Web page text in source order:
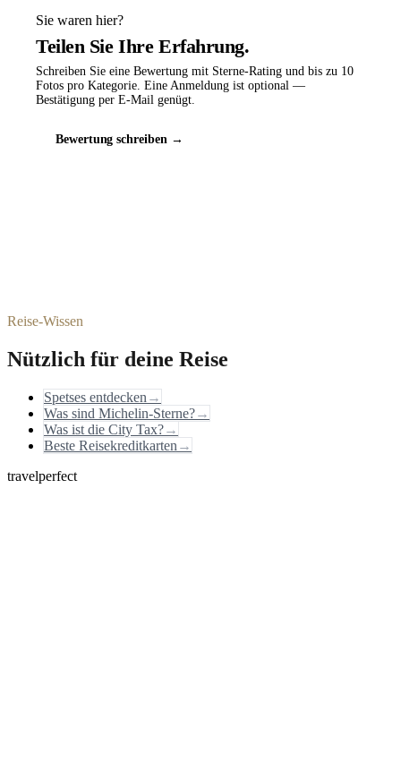
Sie waren hier?
Teilen Sie Ihre Erfahrung.
Schreiben Sie eine Bewertung mit Sterne-Rating und bis zu 10
Fotos pro Kategorie. Eine Anmeldung ist optional —
Bestätigung per E-Mail genügt.
Bewertung schreiben →
Reise-Wissen
Nützlich für deine Reise
Spetses entdecken →
Was sind Michelin-Sterne?→
Was ist die City Tax?→
Beste Reisekreditkarten →
travelperfect